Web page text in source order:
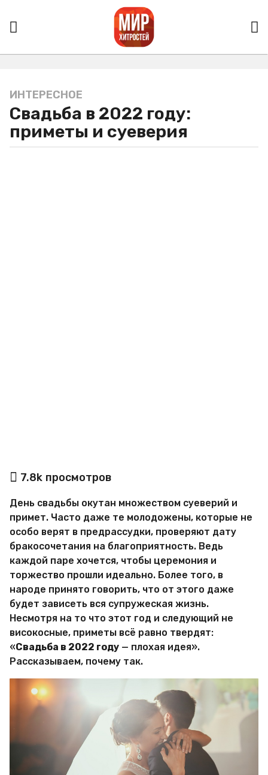
5
л
т
ИНТЕРЕСНОЕ
Свадьба в 2022 году:
приметы и суеверия
а
в
о
р
М
и
р
Х
и
т
р
о
с
т
е
й
7.8k просмотров
День свадьбы окутан множеством суеверий и
примет. Часто даже те молодожены, которые не
особо верят в предрассудки, проверяют дату
бракосочетания на благоприятность. Ведь
каждой паре хочется, чтобы церемония и
торжество прошли идеально. Более того, в
народе принято говорить, что от этого даже
будет зависеть вся супружеская жизнь.
Несмотря на то что этот год и следующий не
високосные, приметы всё равно твердят:
«Свадьба в 2022 году — плохая идея».
Рассказываем, почему так.